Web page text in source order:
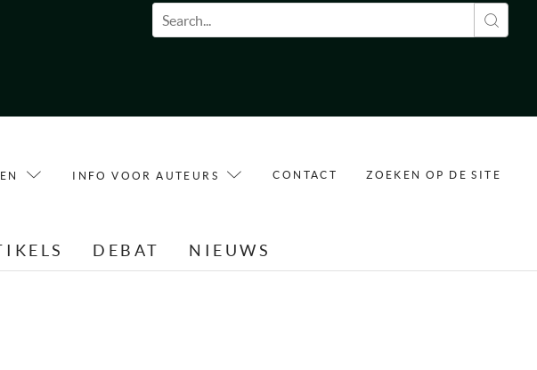
Zoekveld
INFO VOOR AUTEURS CONTACT ZOEKEN OP DE SITE
DEBAT NIEUWS